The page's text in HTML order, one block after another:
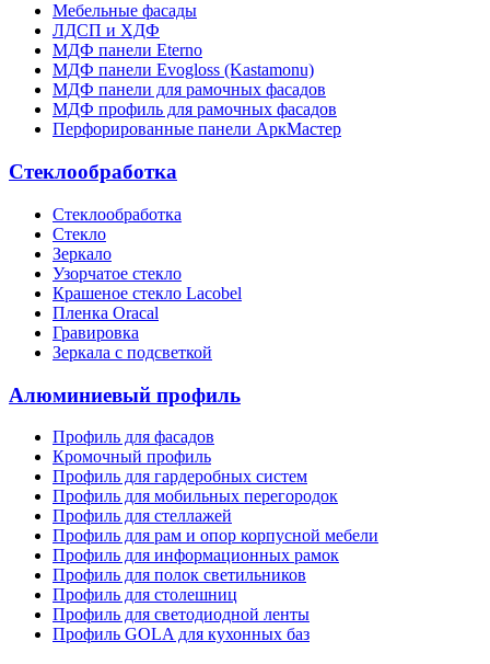
Мебельные фасады
ЛДСП и ХДФ
МДФ панели Eterno
МДФ панели Evogloss (Kastamonu)
МДФ панели для рамочных фасадов
МДФ профиль для рамочных фасадов
Перфорированные панели АркМастер
Стеклообработка
Стеклообработка
Стекло
Зеркало
Узорчатое стекло
Крашеное стекло Lacobel
Пленка Oracal
Гравировка
Зеркала с подсветкой
Алюминиевый профиль
Профиль для фасадов
Кромочный профиль
Профиль для гардеробных систем
Профиль для мобильных перегородок
Профиль для стеллажей
Профиль для рам и опор корпусной мебели
Профиль для информационных рамок
Профиль для полок светильников
Профиль для столешниц
Профиль для светодиодной ленты
Профиль GOLA для кухонных баз